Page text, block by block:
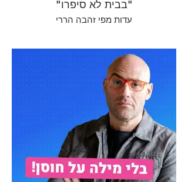
"בבית לא סיפרו"
עדות מפי זהבה הררי